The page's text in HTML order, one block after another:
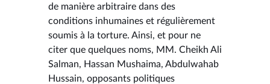
de manière arbitraire dans des
conditions inhumaines et régulièrement
soumis à la torture. Ainsi, et pour ne
citer que quelques noms, MM. Cheikh Ali
Salman, Hassan Mushaima, Abdulwahab
Hussain, opposants politiques